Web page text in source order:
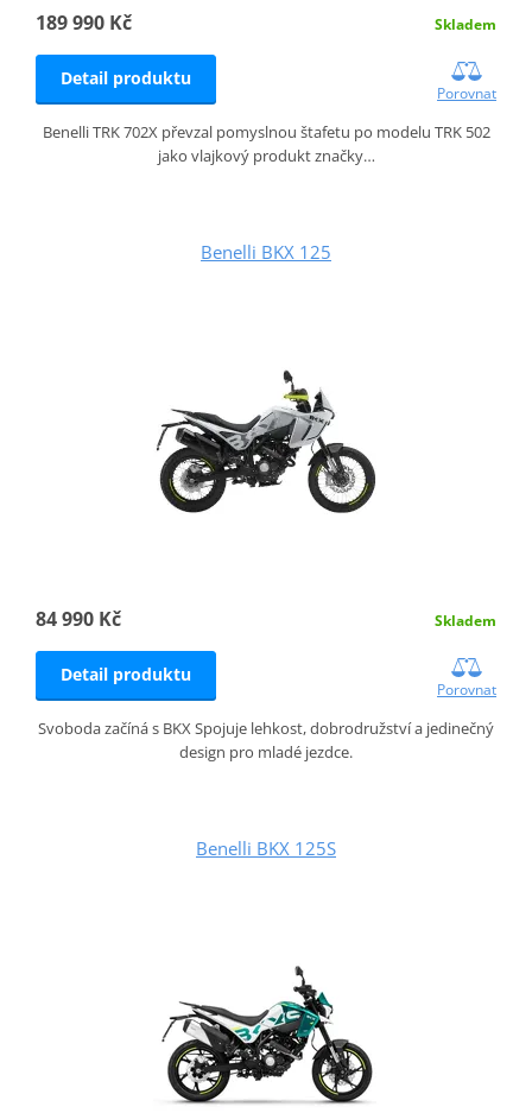
189 990 Kč Skladem
Detail produktu
Porovnat
Benelli TRK 702X převzal pomyslnou štafetu po modelu TRK 502
jako vlajkový produkt značky…
Benelli BKX 125
84 990 Kč Skladem
Detail produktu
Porovnat
Svoboda začíná s BKX Spojuje lehkost, dobrodružství a jedinečný
design pro mladé jezdce.
Benelli BKX 125S